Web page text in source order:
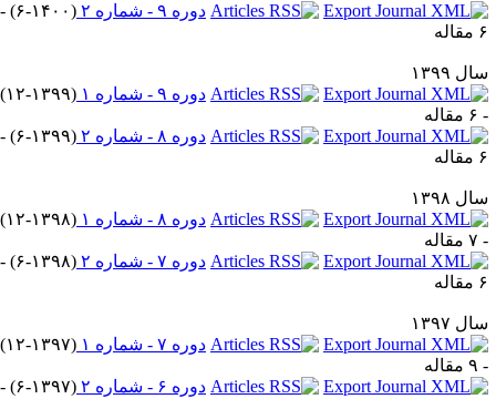
دوره ۹ - شماره ۲
(۶-۱۴۰۰) -
۱۳۹۹
دوره ۹ - شماره ۱
(۱۲-۱۳۹۹)
دوره ۸ - شماره ۲
(۶-۱۳۹۹) -
۱۳۹۸
دوره ۸ - شماره ۱
(۱۲-۱۳۹۸)
دوره ۷ - شماره ۲
(۶-۱۳۹۸) -
۱۳۹۷
دوره ۷ - شماره ۱
(۱۲-۱۳۹۷)
دوره ۶ - شماره ۲
(۶-۱۳۹۷) -